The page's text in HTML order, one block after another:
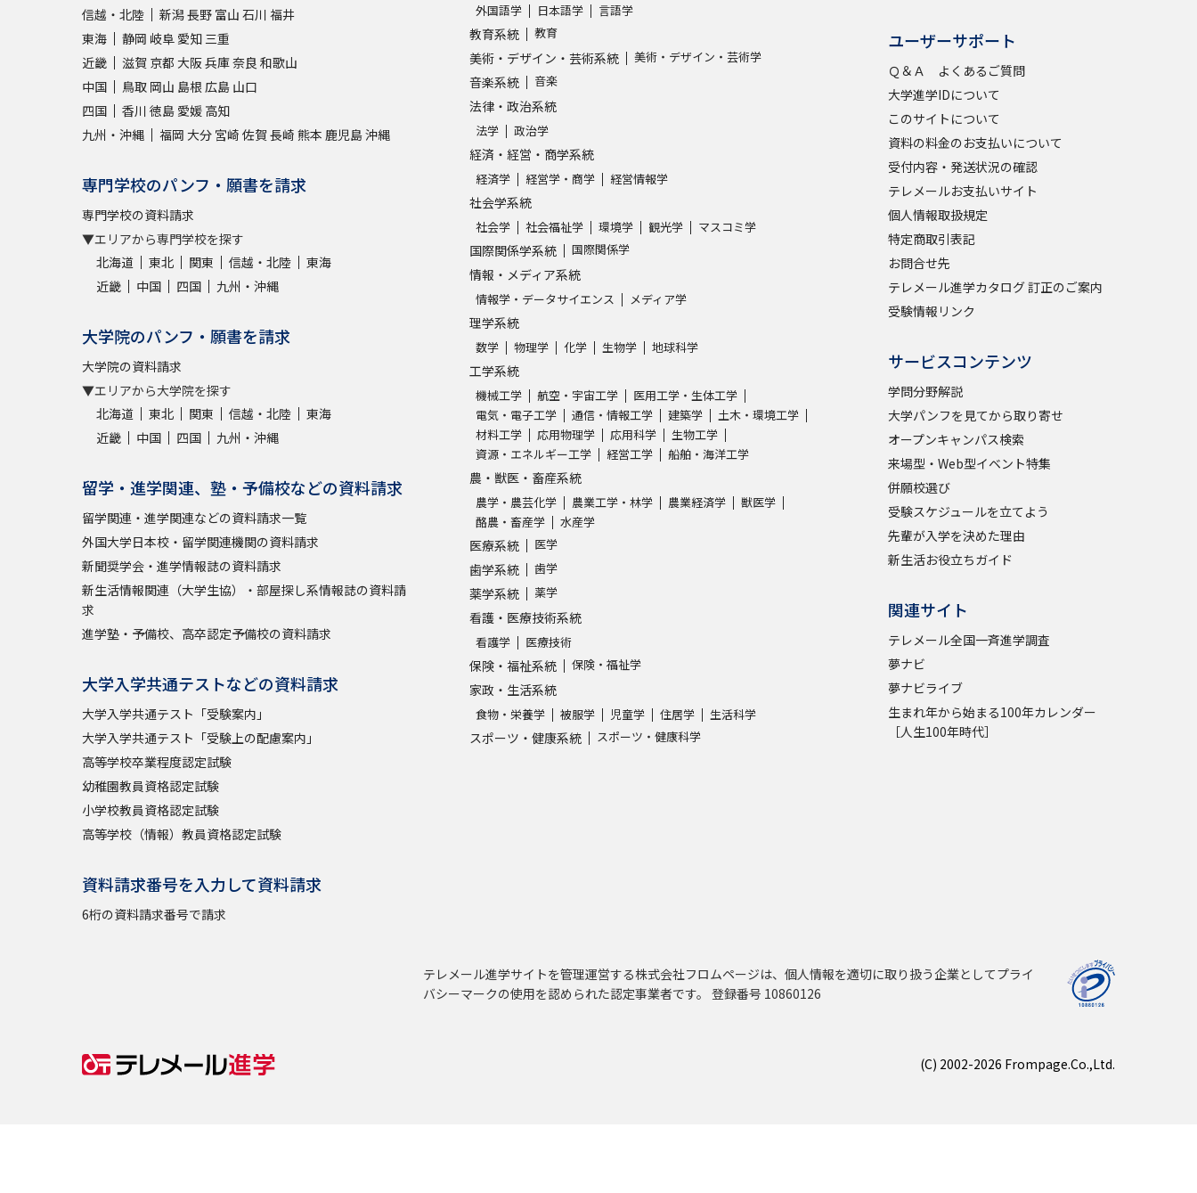
信越・北陸
新潟長野 富山 石川 福井
東海
静岡 岐阜 愛知 三重
近畿
滋賀 京都 大阪兵庫奈良 和歌山
中国
鳥取 岡山 島根 広島 山口
四国
香川 徳島 愛媛 高知
九州・沖縄
福岡 大分 宮崎 佐賀 長崎 熊本 鹿児島沖縄
専門学校のパンフ・願書を請求
専門学校の資料請求
▼エリアから専門学校を探す
北海道
東北 関東 信越・北陸
東海
近畿
中国 四国 九州・沖縄
大学院のパンフ・願書を請求
大学院の資料請求
▼エリアから大学院を探す
北海道
東北 関東 信越・北陸
東海
近畿
中国 四国 九州・沖縄
留学・進学関連、塾・予備校などの資料請求
留学関連・進学関連などの資料請求一覧
外国大学日本校・留学関連機関の資料請求
新聞奨学会・進学情報誌の資料請求
新生活情報関連（大学生協）・部屋探し系情報誌の資料請
求
進学塾・予備校、高卒認定予備校の資料請求
大学入学共通テストなどの資料請求
大学入学共通テスト「受験案内」
大学入学共通テスト「受験上の配慮案内」
高等学校卒業程度認定試験
幼稚園教員資格認定試験
小学校教員資格認定試験
高等学校（情報）教員資格認定試験
資料請求番号を入力して資料請求
6桁の資料請求番号で請求
外国語学 日本語学 言語学
教育系統 教育
美術・デザイン・芸術系統 美術・デザイン・芸術学
音楽系統 音楽
法律・政治系統
法学 政治学
経済・経営・商学系統
経済学 経営学・商学 経営情報学
社会学系統
社会学 社会福祉学 環境学 観光学 マスコミ学
国際関係学系統 国際関係学
情報・メディア系統
情報学・データサイエンス メディア学
理学系統
数学 物理学 化学 生物学 地球科学
工学系統
機械工学 航空・宇宙工学
医用工学・生体工学
電気・電子工学
通信・情報工学 建築学
土木・環境工学
材料工学
応用物理学 応用科学
生物工学
資源・エネルギー工学
経営工学 船舶・海洋工学
農・獣医・畜産系統
農学・農芸化学 農業工学・林学 農業経済学
獣医学
酪農・畜産学
水産学
医療系統 医学
歯学系統 歯学
薬学系統 薬学
看護・医療技術系統
看護学 医療技術
保険・福祉系統 保険・福祉学
家政・生活系統
食物・栄養学 被服学 児童学 住居学 生活科学
スポーツ・健康系統 スポーツ・健康科学
ユーザーサポート
Ｑ＆Ａ よくあるご質問
大学進学IDについて
このサイトについて
資料の料金のお支払いについて
受付内容・発送状況の確認
テレメールお支払いサイト
個人情報取扱規定
特定商取引表記
お問合せ先
テレメール進学カタログ 訂正のご案内
受験情報リンク
サービスコンテンツ
学問分野解説
大学パンフを見てから取り寄せ
オープンキャンパス検索
来場型・Web型イベント特集
併願校選び
受験スケジュールを立てよう
先輩が入学を決めた理由
新生活お役立ちガイド
関連サイト
テレメール全国一斉進学調査
夢ナビ
夢ナビライブ
生まれ年から始まる100年カレンダー
［人生100年時代］
テレメール進学サイトを管理運営する株式会社フロムページは、個人情報を適切に取り扱う企業としてプライ
バシーマークの使用を認められた認定事業者です。 登録番号 10860126
(C) 2002-2026 Frompage.Co.,Ltd.